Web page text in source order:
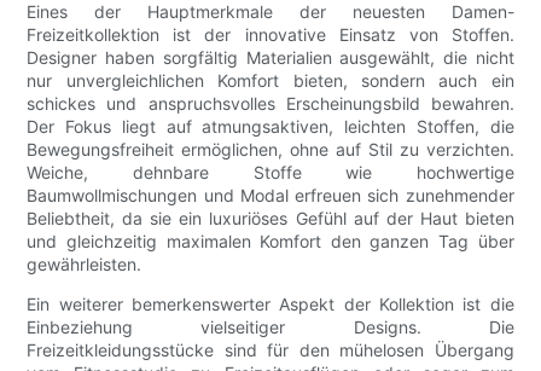
Eines der Hauptmerkmale der neuesten Damen-
Freizeitkollektion ist der innovative Einsatz von Stoffen.
Designer haben sorgfältig Materialien ausgewählt, die nicht
nur unvergleichlichen Komfort bieten, sondern auch ein
schickes und anspruchsvolles Erscheinungsbild bewahren.
Der Fokus liegt auf atmungsaktiven, leichten Stoffen, die
Bewegungsfreiheit ermöglichen, ohne auf Stil zu verzichten.
Weiche, dehnbare Stoffe wie hochwertige
Baumwollmischungen und Modal erfreuen sich zunehmender
Beliebtheit, da sie ein luxuriöses Gefühl auf der Haut bieten
und gleichzeitig maximalen Komfort den ganzen Tag über
gewährleisten.
Ein weiterer bemerkenswerter Aspekt der Kollektion ist die
Einbeziehung vielseitiger Designs. Die
Freizeitkleidungsstücke sind für den mühelosen Übergang